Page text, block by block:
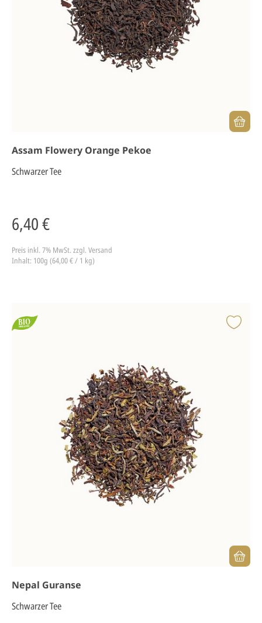
Assam Flowery Orange Pekoe
Schwarzer Tee
6,40 €
Preis inkl. 7% MwSt. zzgl. Versand
Inhalt: 100g (64,00 € / 1 kg)
Nepal Guranse
Schwarzer Tee